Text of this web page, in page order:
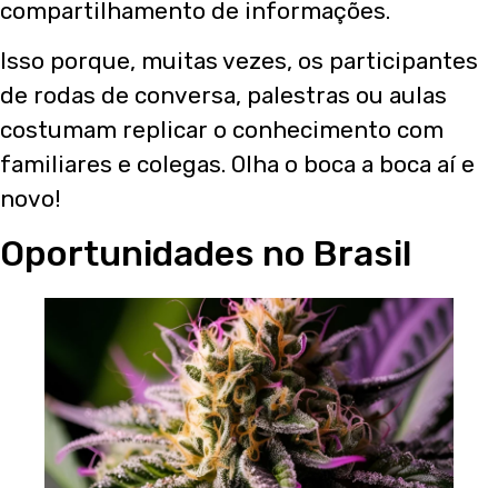
compartilhamento de informações.
Isso porque, muitas vezes, os participantes
de rodas de conversa, palestras ou aulas
costumam replicar o conhecimento com
familiares e colegas. Olha o boca a boca aí e
novo!
Oportunidades no Brasil